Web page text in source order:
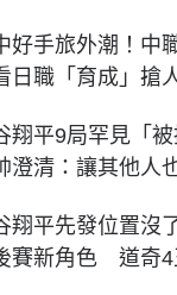
好手旅外潮！
日職「育成」搶
翔平9局罕見「
澄清：讓其他人
翔平先發位置沒
賽新角色 道奇4